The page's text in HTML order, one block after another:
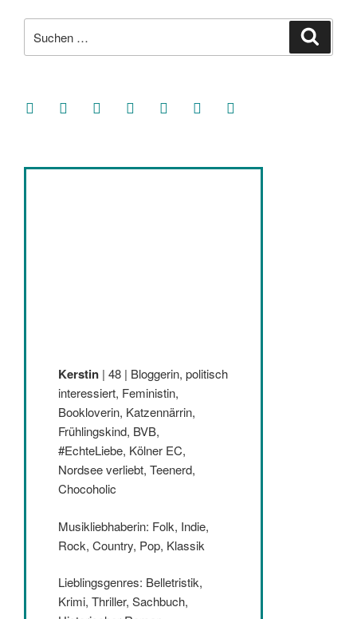
nach:
facebooksoundcloud
twitter mastodoninstagramthreads goodreads
Kerstin | 48 | Bloggerin, politisch
interessiert, Feministin,
Bookloverin, Katzennärrin,
Frühlingskind, BVB,
#EchteLiebe, Kölner EC,
Nordsee verliebt, Teenerd,
Chocoholic
Musikliebhaberin: Folk, Indie,
Rock, Country, Pop, Klassik
Lieblingsgenres: Belletristik,
Krimi, Thriller, Sachbuch,